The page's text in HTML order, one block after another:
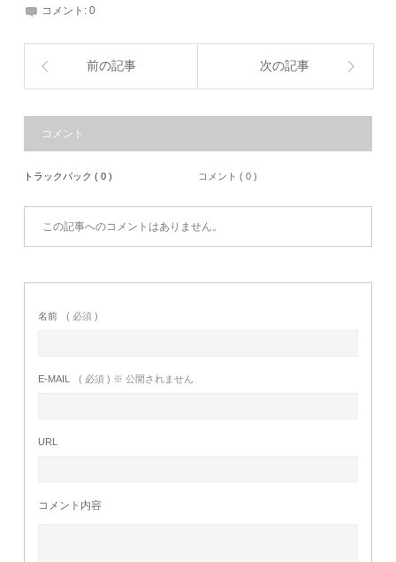
コメント:0
前の記事 次の記事
コメント
トラックバック ( 0 ) コメント ( 0 )
この記事へのコメントはありません。
名前 ( 必須 )
E-MAIL ( 必須 ) ※ 公開されません
URL
コメント内容